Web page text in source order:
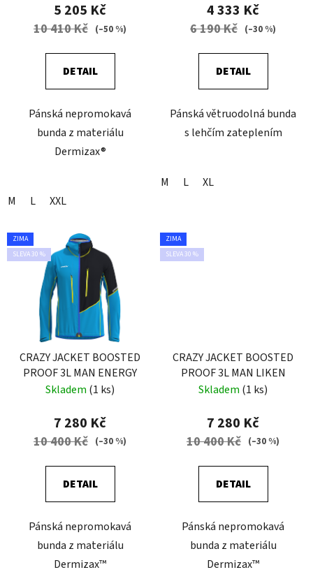
5 205 Kč
10 410 Kč (–50 %)
DETAIL
Pánská nepromokavá
bunda z materiálu
Dermizax®
M L XXL
4 333 Kč
6 190 Kč (–30 %)
DETAIL
Pánská větruodolná bunda
s lehčím zateplením
M L XL
ZIMA
SLEVA 30 %
CRAZY JACKET BOOSTED
PROOF 3L MAN ENERGY
Skladem (1 ks)
7 280 Kč
10 400 Kč (–30 %)
DETAIL
Pánská nepromokavá
bunda z materiálu
Dermizax™
ZIMA
SLEVA 30 %
CRAZY JACKET BOOSTED
PROOF 3L MAN LIKEN
Skladem (1 ks)
7 280 Kč
10 400 Kč (–30 %)
DETAIL
Pánská nepromokavá
bunda z materiálu
Dermizax™